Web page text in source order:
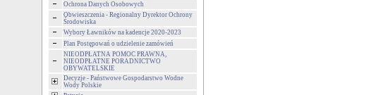
Ochrona Danych Osobowych
Obwieszczenia - Regionalny Dyrektor Ochrony
Środowiska
Wybory Ławników na kadencje 2020-2023
Plan Postępowań o udzielenie zamówień
NIEODPŁATNA POMOC PRAWNA,
NIEODPŁATNE PORADNICTWO
OBYWATELSKIE
Decyzje - Państwowe Gospodarstwo Wodne
Wody Polskie